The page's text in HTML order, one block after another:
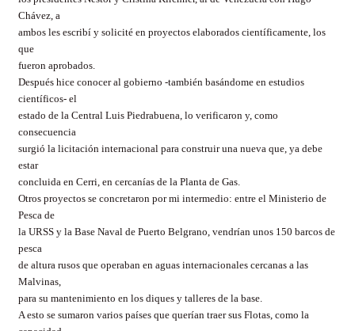
Chávez, a
ambos les escribí y solicité en proyectos elaborados científicamente, los
que
fueron aprobados.
Después hice conocer al gobierno -también basándome en estudios
científicos- el
estado de la Central Luis Piedrabuena, lo verificaron y, como
consecuencia
surgió la licitación internacional para construir una nueva que, ya debe
estar
concluida en Cerri, en cercanías de la Planta de Gas.
Otros proyectos se concretaron por mi intermedio: entre el Ministerio de
Pesca de
la URSS y la Base Naval de Puerto Belgrano, vendrían unos 150 barcos de
pesca
de altura rusos que operaban en aguas internacionales cercanas a las
Malvinas,
para su mantenimiento en los diques y talleres de la base.
A esto se sumaron varios países que querían traer sus Flotas, como la